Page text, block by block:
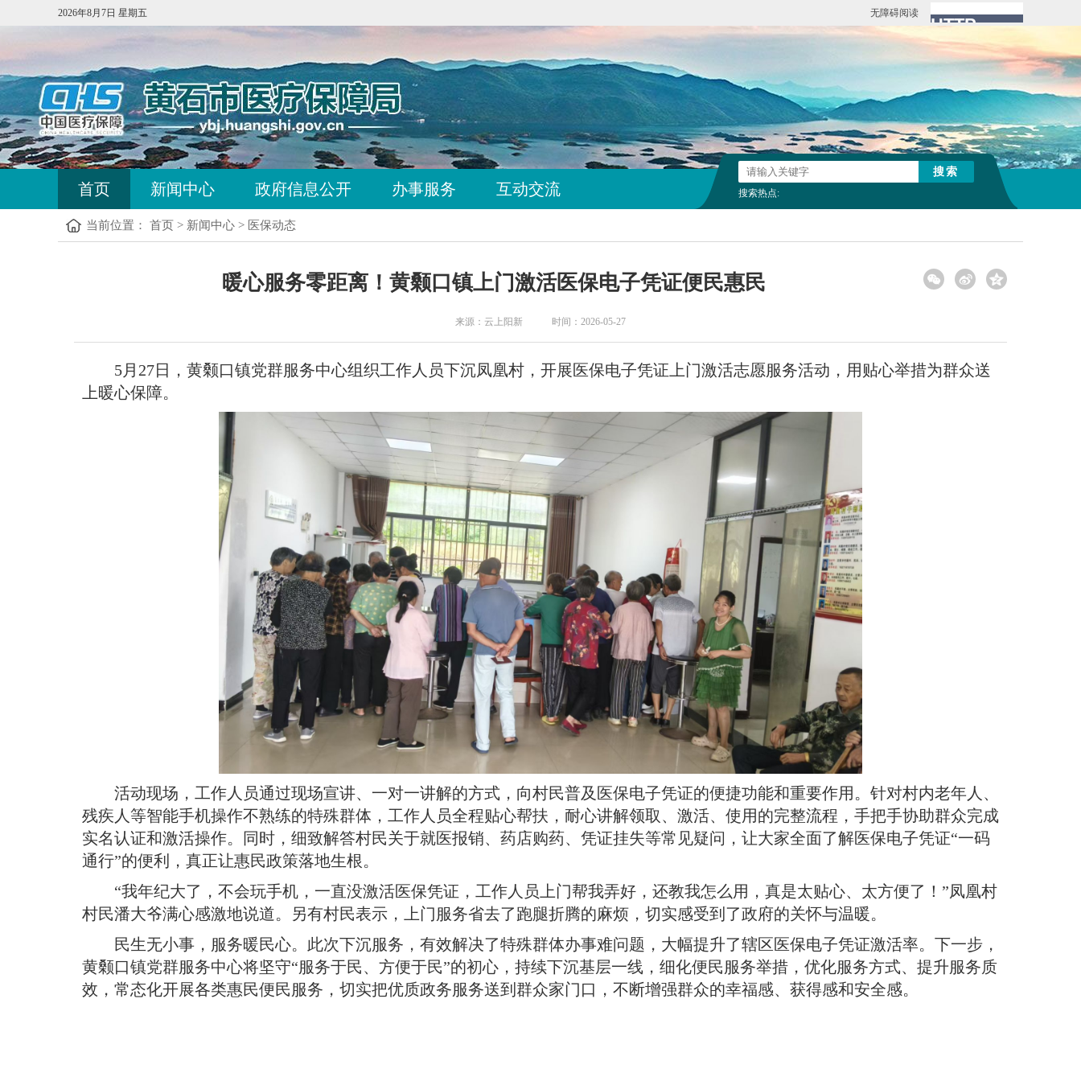
无障碍阅读
2026年8月7日 星期五
搜索热点:
首页 新闻中心 政府信息公开 办事服务 互动交流
当前位置： 首页 > 新闻中心 > 医保动态
暖心服务零距离！黄颡口镇上门激活医保电子凭证便民惠民
来源：云上阳新 时间：2026-05-27
5月27日，黄颡口镇党群服务中心组织工作人员下沉凤凰村，开展医保电子凭证上门激活志愿服务活动，用贴心举措为群众送
上暖心保障。
活动现场，工作人员通过现场宣讲、一对一讲解的方式，向村民普及医保电子凭证的便捷功能和重要作用。针对村内老年人、
残疾人等智能手机操作不熟练的特殊群体，工作人员全程贴心帮扶，耐心讲解领取、激活、使用的完整流程，手把手协助群众完成
实名认证和激活操作。同时，细致解答村民关于就医报销、药店购药、凭证挂失等常见疑问，让大家全面了解医保电子凭证“一码
通行”的便利，真正让惠民政策落地生根。
“我年纪大了，不会玩手机，一直没激活医保凭证，工作人员上门帮我弄好，还教我怎么用，真是太贴心、太方便了！”凤凰村
村民潘大爷满心感激地说道。另有村民表示，上门服务省去了跑腿折腾的麻烦，切实感受到了政府的关怀与温暖。
民生无小事，服务暖民心。此次下沉服务，有效解决了特殊群体办事难问题，大幅提升了辖区医保电子凭证激活率。下一步，
黄颡口镇党群服务中心将坚守“服务于民、方便于民”的初心，持续下沉基层一线，细化便民服务举措，优化服务方式、提升服务质
效，常态化开展各类惠民便民服务，切实把优质政务服务送到群众家门口，不断增强群众的幸福感、获得感和安全感。